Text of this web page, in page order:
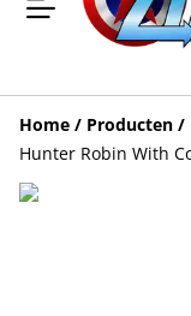
Home / Producten /
Hunter Robin With